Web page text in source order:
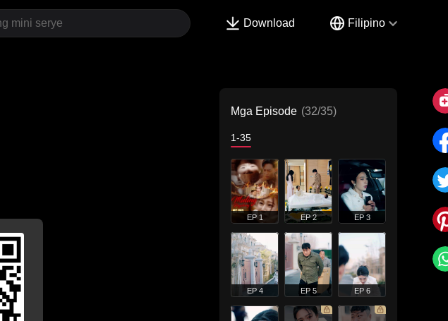
Download Filipino
Mga Episode (32/35)
1-35
EP 1 EP 2 EP 3
EP 4 EP 5 EP 6